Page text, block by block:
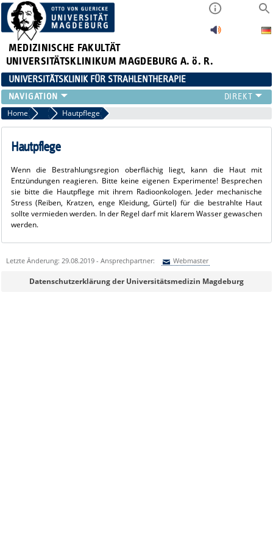
MEDIZINISCHE FAKULTÄT
UNIVERSITÄTSKLINIKUM MAGDEBURG A. ö. R.
UNIVERSITÄTSKLINIK FÜR STRAHLENTHERAPIE
KLINIK
FÜR PATIENTEN
FÜR ÄRZTE
FORSCHUNG
LEHRE
AKTUELLES
VIDEOS
Home Was darf ich tun, was soll ich lassen?
Hautpflege
Hautpflege
Wenn die Bestrahlungsregion oberfläch­ig liegt, kann die Haut mit
Entzündungen reagieren. Bitte keine eigenen Experi­mente! Besprechen
sie bitte die Hautpflege mit ihrem Radioonkologen. Jeder mecha­nische
Stress (Reiben, Kratzen, enge Klei­dung, Gürtel) für die bestrahlte Haut
sollte vermieden werden. In der Regel darf mit klarem Wasser gewaschen
werden.
Letzte Änderung: 29.08.2019 - Ansprechpartner: Webmaster
Sie können eine Nachricht versenden an:Webmaster
Datenschutzerklärung der Universitätsmedizin Magdeburg